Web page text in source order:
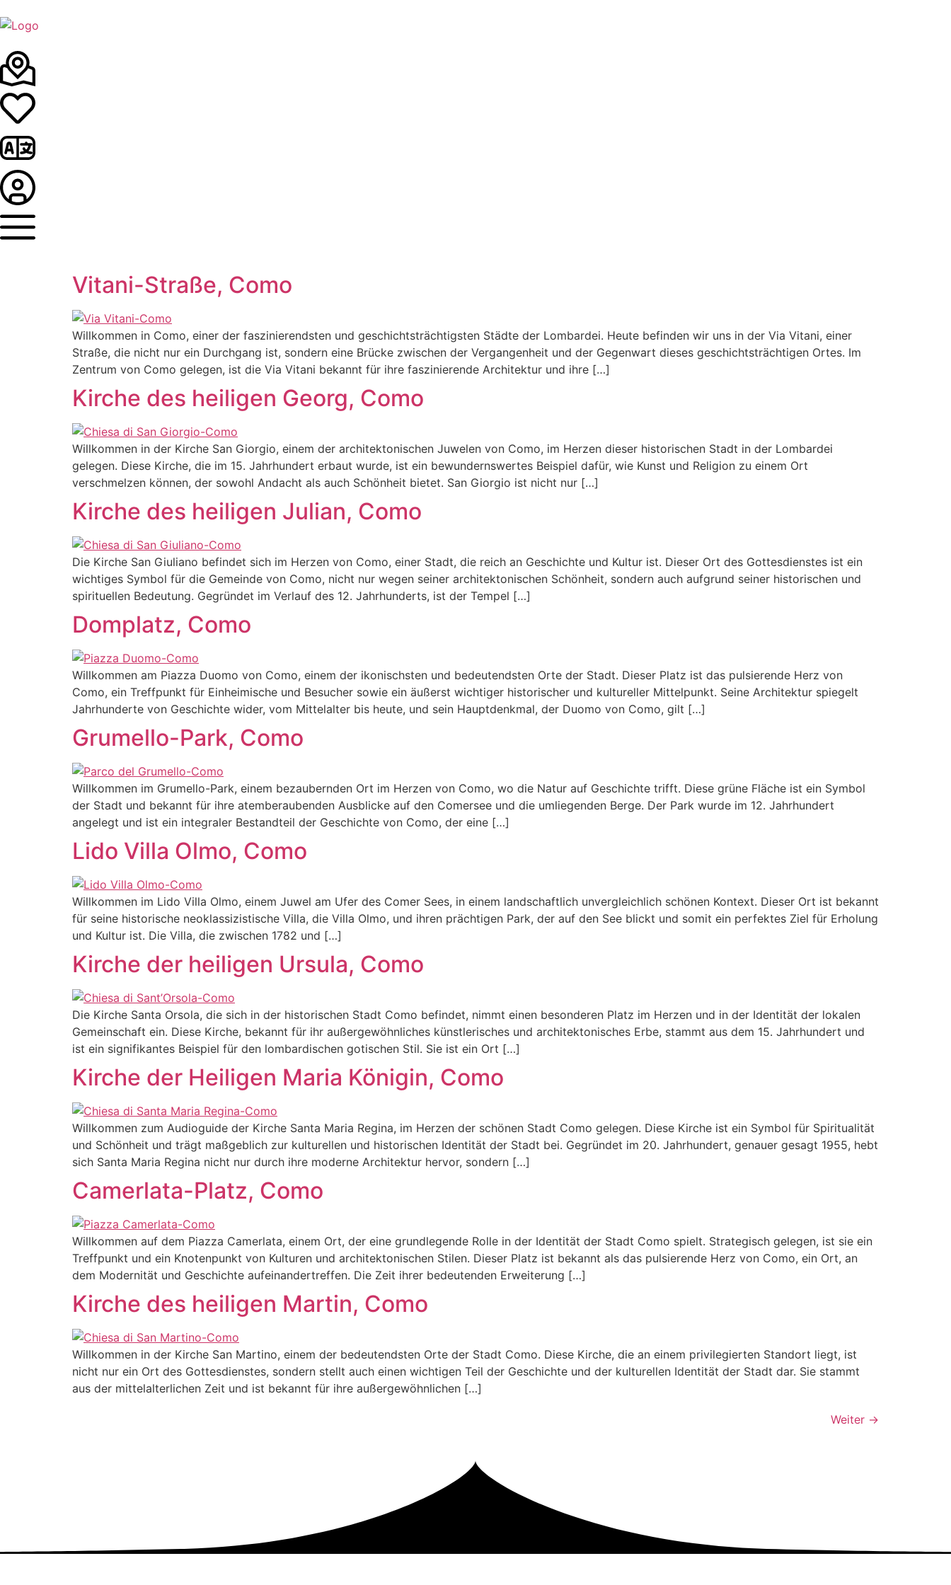
Vitani-Straße, Como
Willkommen in Como, einer der faszinierendsten und geschichtsträchtigsten Städte der Lombardei. Heute befinden wir uns in der Via Vitani, einer
Straße, die nicht nur ein Durchgang ist, sondern eine Brücke zwischen der Vergangenheit und der Gegenwart dieses geschichtsträchtigen Ortes. Im
Zentrum von Como gelegen, ist die Via Vitani bekannt für ihre faszinierende Architektur und ihre […]
Kirche des heiligen Georg, Como
Willkommen in der Kirche San Giorgio, einem der architektonischen Juwelen von Como, im Herzen dieser historischen Stadt in der Lombardei
gelegen. Diese Kirche, die im 15. Jahrhundert erbaut wurde, ist ein bewundernswertes Beispiel dafür, wie Kunst und Religion zu einem Ort
verschmelzen können, der sowohl Andacht als auch Schönheit bietet. San Giorgio ist nicht nur […]
Kirche des heiligen Julian, Como
Die Kirche San Giuliano befindet sich im Herzen von Como, einer Stadt, die reich an Geschichte und Kultur ist. Dieser Ort des Gottesdienstes ist ein
wichtiges Symbol für die Gemeinde von Como, nicht nur wegen seiner architektonischen Schönheit, sondern auch aufgrund seiner historischen und
spirituellen Bedeutung. Gegründet im Verlauf des 12. Jahrhunderts, ist der Tempel […]
Domplatz, Como
Willkommen am Piazza Duomo von Como, einem der ikonischsten und bedeutendsten Orte der Stadt. Dieser Platz ist das pulsierende Herz von
Como, ein Treffpunkt für Einheimische und Besucher sowie ein äußerst wichtiger historischer und kultureller Mittelpunkt. Seine Architektur spiegelt
Jahrhunderte von Geschichte wider, vom Mittelalter bis heute, und sein Hauptdenkmal, der Duomo von Como, gilt […]
Grumello-Park, Como
Willkommen im Grumello-Park, einem bezaubernden Ort im Herzen von Como, wo die Natur auf Geschichte trifft. Diese grüne Fläche ist ein Symbol
der Stadt und bekannt für ihre atemberaubenden Ausblicke auf den Comersee und die umliegenden Berge. Der Park wurde im 12. Jahrhundert
angelegt und ist ein integraler Bestandteil der Geschichte von Como, der eine […]
Lido Villa Olmo, Como
Willkommen im Lido Villa Olmo, einem Juwel am Ufer des Comer Sees, in einem landschaftlich unvergleichlich schönen Kontext. Dieser Ort ist bekannt
für seine historische neoklassizistische Villa, die Villa Olmo, und ihren prächtigen Park, der auf den See blickt und somit ein perfektes Ziel für Erholung
und Kultur ist. Die Villa, die zwischen 1782 und […]
Kirche der heiligen Ursula, Como
Die Kirche Santa Orsola, die sich in der historischen Stadt Como befindet, nimmt einen besonderen Platz im Herzen und in der Identität der lokalen
Gemeinschaft ein. Diese Kirche, bekannt für ihr außergewöhnliches künstlerisches und architektonisches Erbe, stammt aus dem 15. Jahrhundert und
ist ein signifikantes Beispiel für den lombardischen gotischen Stil. Sie ist ein Ort […]
Kirche der Heiligen Maria Königin, Como
Willkommen zum Audioguide der Kirche Santa Maria Regina, im Herzen der schönen Stadt Como gelegen. Diese Kirche ist ein Symbol für Spiritualität
und Schönheit und trägt maßgeblich zur kulturellen und historischen Identität der Stadt bei. Gegründet im 20. Jahrhundert, genauer gesagt 1955, hebt
sich Santa Maria Regina nicht nur durch ihre moderne Architektur hervor, sondern […]
Camerlata-Platz, Como
Willkommen auf dem Piazza Camerlata, einem Ort, der eine grundlegende Rolle in der Identität der Stadt Como spielt. Strategisch gelegen, ist sie ein
Treffpunkt und ein Knotenpunkt von Kulturen und architektonischen Stilen. Dieser Platz ist bekannt als das pulsierende Herz von Como, ein Ort, an
dem Modernität und Geschichte aufeinandertreffen. Die Zeit ihrer bedeutenden Erweiterung […]
Kirche des heiligen Martin, Como
Willkommen in der Kirche San Martino, einem der bedeutendsten Orte der Stadt Como. Diese Kirche, die an einem privilegierten Standort liegt, ist
nicht nur ein Ort des Gottesdienstes, sondern stellt auch einen wichtigen Teil der Geschichte und der kulturellen Identität der Stadt dar. Sie stammt
aus der mittelalterlichen Zeit und ist bekannt für ihre außergewöhnlichen […]
Weiter →